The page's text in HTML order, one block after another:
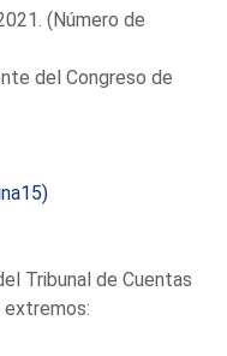
(Número de
del Congreso de
Tribunal de Cuentas
extremos: